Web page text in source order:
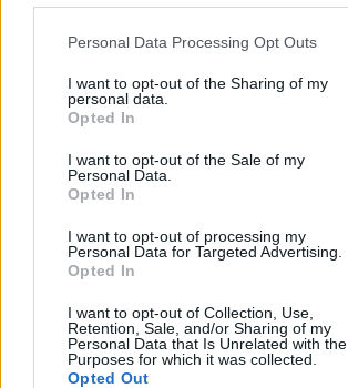
Personal Data Processing Opt Outs
I want to opt-out of the Sharing of my
personal data.
Opted In
I want to opt-out of the Sale of my
Personal Data.
Opted In
I want to opt-out of processing my
Personal Data for Targeted Advertising.
Opted In
I want to opt-out of Collection, Use,
Retention, Sale, and/or Sharing of my
Personal Data that Is Unrelated with the
Purposes for which it was collected.
Opted Out
SEDUTE SATIRICHE
Vignetta del 07/08/2026